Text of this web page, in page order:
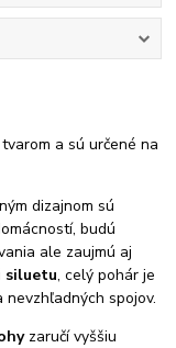
a sú určené na
dizajnom sú
budú
ale zaujmú aj
siluetu, celý pohár je
spojov.
zaručí vyššiu